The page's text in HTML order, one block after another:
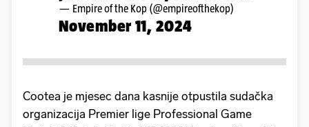
— Empire of the Kop (@empireofthekop)
November 11, 2024
Cootea je mjesec dana kasnije otpustila sudačka
organizacija Premier lige Professional Game